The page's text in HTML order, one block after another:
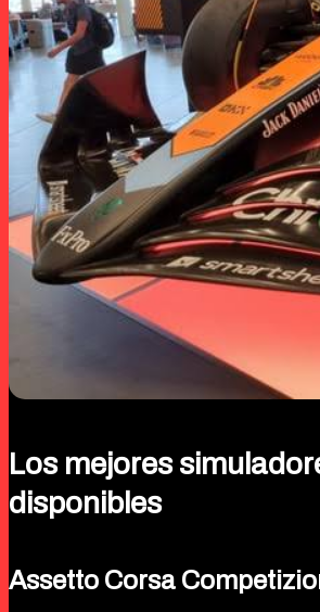
Los mejores
disponibles
Assetto Corsa